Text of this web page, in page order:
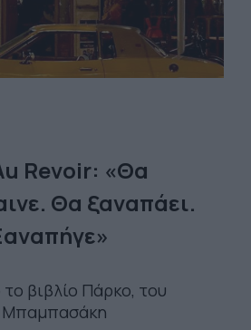
Revoir: «Θα
Θα ξαναπάει.
βιβλίο Πάρκο, του
Μπαμπασάκη